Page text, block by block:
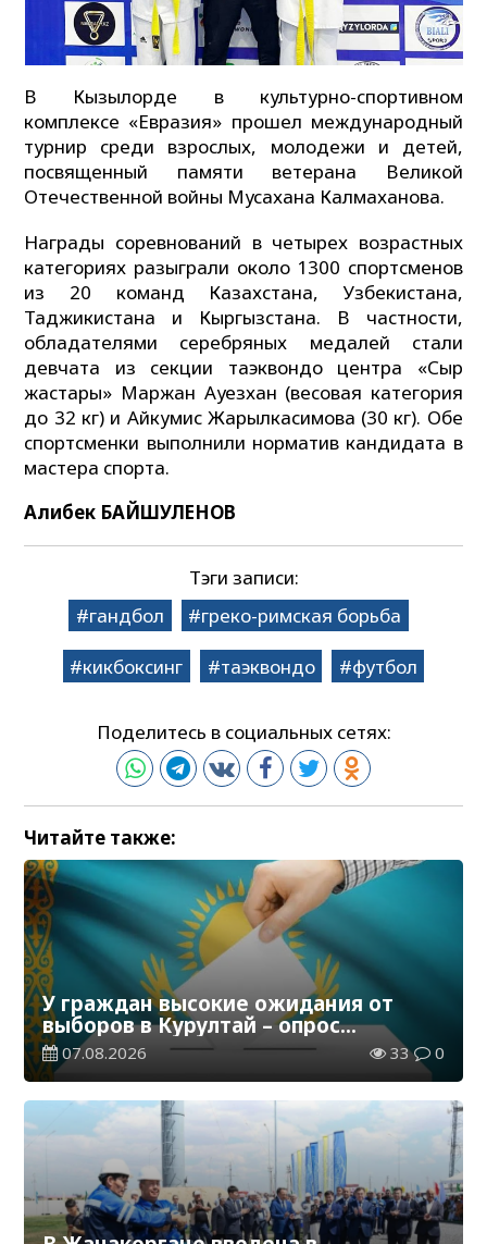
В Кызылорде в культурно-спортивном
комплексе «Евразия» прошел международный
турнир среди взрослых, молодежи и детей,
посвященный памяти ветерана Великой
Отечественной войны Мусахана Калмаханова.
Награды соревнований в четырех возрастных
категориях разыграли около 1300 спортсменов
из 20 команд Казахстана, Узбекистана,
Таджикистана и Кыргызстана. В частности,
обладателями серебряных медалей стали
девчата из секции таэквондо центра «Сыр
жастары» Маржан Ауезхан (весовая категория
до 32 кг) и Айкумис Жарылкасимова (30 кг). Обе
спортсменки выполнили норматив кандидата в
мастера спорта.
Алибек БАЙШУЛЕНОВ
Тэги записи:
гандбол
греко-римская борьба
кикбоксинг таэквондо футбол
Поделитесь в социальных сетях:
Читайте также:
У граждан высокие ожидания от
выборов в Курултай – опрос
общественного мнения
07.08.2026 33 0